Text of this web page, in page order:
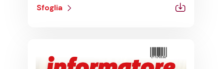
Sfoglia